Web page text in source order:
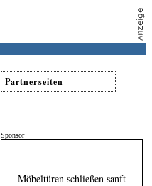
Partnerseiten
Sponsor
Möbeltüren schließen sanft